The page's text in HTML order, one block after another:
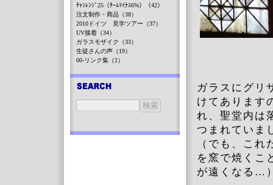
ガラスにグリ
けてあります
れ、聖堂内は
つまれていま
（でも、これ
を窯で焼くこ
が遠くなる…
ﾁｬﾝﾚﾝｼﾞ25（ﾁｰﾑﾏｲﾅｽ6%）（42）
注文制作・商品（38）
2010ドイツ 見学ツアー（37）
UV接着（34）
ガラスモザイク（33）
生徒さんの声（19）
00-リンク集（2）